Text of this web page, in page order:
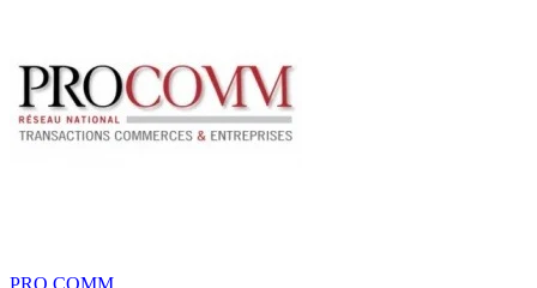
PRO COMM